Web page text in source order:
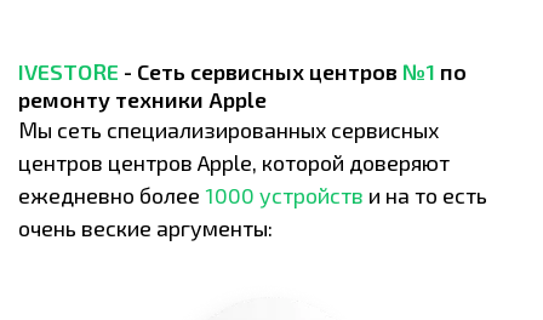
IVESTORE - Сеть сервисных центров №1 по
ремонту техники Apple
Мы сеть специализированных сервисных
центров центров Apple, которой доверяют
ежедневно более 1000 устройств и на то есть
очень веские аргументы: